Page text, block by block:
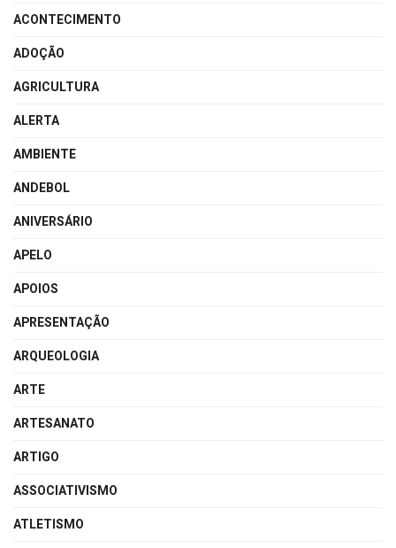
ACONTECIMENTO
ADOÇÃO
AGRICULTURA
ALERTA
AMBIENTE
ANDEBOL
ANIVERSÁRIO
APELO
APOIOS
APRESENTAÇÃO
ARQUEOLOGIA
ARTE
ARTESANATO
ARTIGO
ASSOCIATIVISMO
ATLETISMO